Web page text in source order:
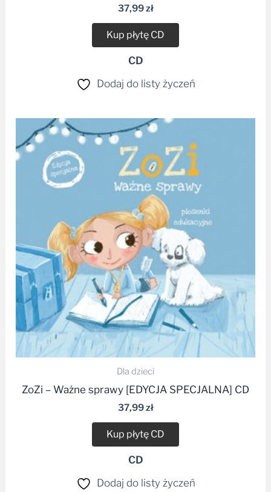
Kup płytę CD
CD
Dodaj do listy życzeń
Dla dzieci
ZoZi – Ważne sprawy [EDYCJA SPECJALNA] CD
37,99zł
Kup płytę CD
CD
Dodaj do listy życzeń